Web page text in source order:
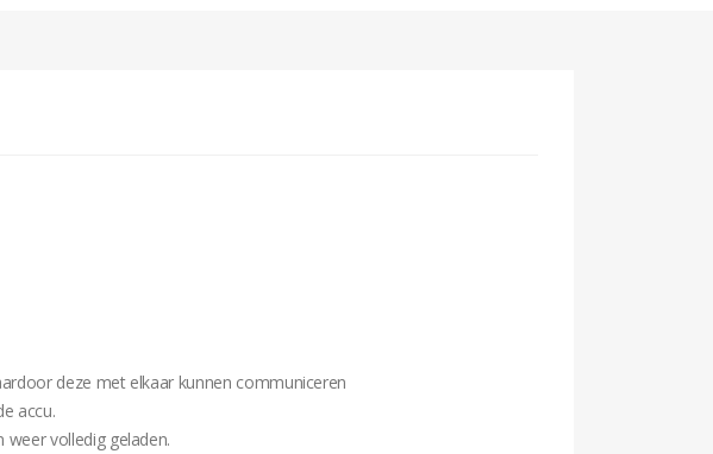
deze met elkaar kunnen communiceren
accu.
volledig geladen.